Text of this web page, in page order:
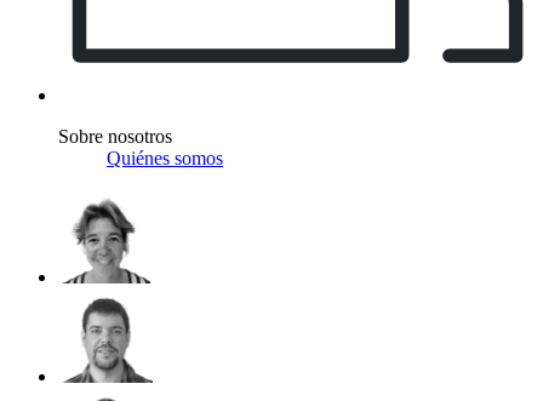
Sobre nosotros
Quiénes somos